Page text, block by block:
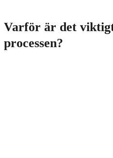
Varför är det
processen?